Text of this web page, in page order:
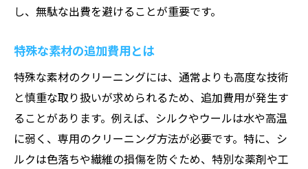
し、無駄な出費を避けることが重要です。
特殊な素材の追加費用とは
特殊な素材のクリーニングには、通常よりも高度な技術
と慎重な取り扱いが求められるため、追加費用が発生す
ることがあります。例えば、シルクやウールは水や高温
に弱く、専用のクリーニング方法が必要です。特に、シ
ルクは色落ちや繊維の損傷を防ぐため、特別な薬剤や工